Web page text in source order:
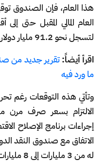
هذا العام، فإن الصندوق
العام المالي المقبل حتى
لتسجل نحو 91.2 مليار دولار.
اقرأ أيضاً:تقرير جديد من
ما ورد فيه
وتأتي هذه التوقعات رغم
الالتزام بسعر صرف مرن
إجراءات برنامج الإصلاح
الاتفاق مع صندوق النقد
له من 3 مليارات إلى 8 مليارات دولار.